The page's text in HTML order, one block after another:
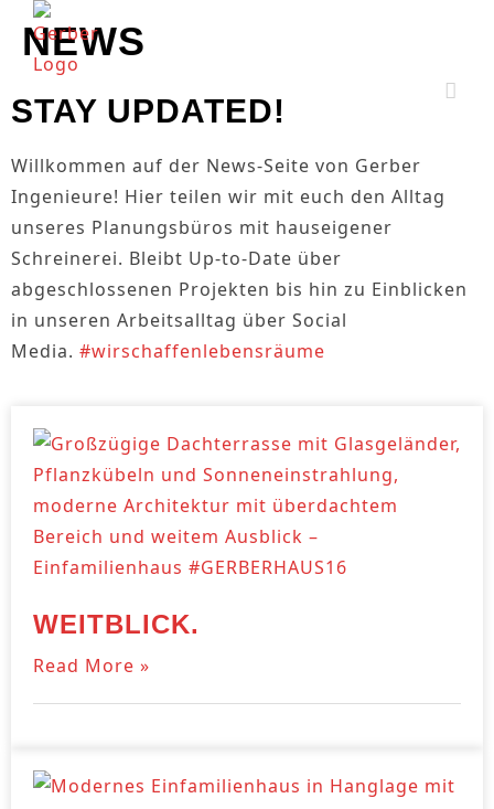
NEWS
STAY UPDATED!
Willkommen auf der News-Seite von Gerber
Ingenieure! Hier teilen wir mit euch den Alltag
unseres Planungsbüros mit hauseigener
Schreinerei. Bleibt Up-to-Date über
abgeschlossenen Projekten bis hin zu Einblicken
in unseren Arbeitsalltag über Social
Media. #wirschaffenlebensräume
WEITBLICK.
Read More »